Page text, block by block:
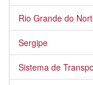
Rio Grande do
Sergipe
Sistema de